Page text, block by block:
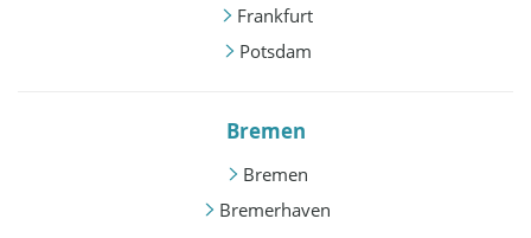
Frankfurt
Potsdam
Bremen
Bremen
Bremerhaven